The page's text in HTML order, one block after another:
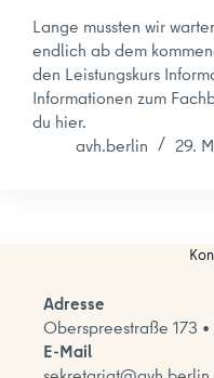
Lange mussten wir
endlich ab dem
den Leistungskurs
Informationen zum
du hier.
avh.berlin
29.
Adresse
Oberspreestraße 173
E-Mail